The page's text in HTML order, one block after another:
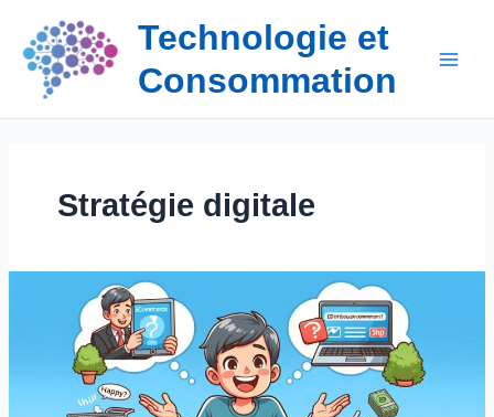
contenu
Technologie et
Consommation
Stratégie digitale